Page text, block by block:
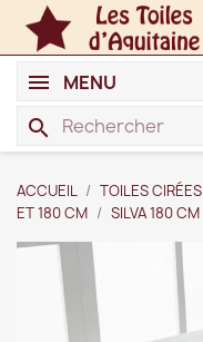
search
MENU
ACCUEIL TOILES CIRÉES
ET 180 CM
SILVA 180 CM